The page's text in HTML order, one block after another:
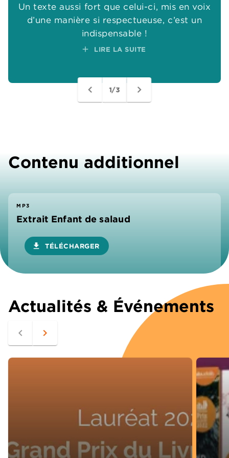
add
Un texte aussi fort que celui-ci, mis en voix
d’une manière si respectueuse, c’est un
indispensable !
add LIRE LA SUITE
add
add
Un texte aussi fort que celui-ci, mis en voix
d’une manière si respectueuse, c’est un
indispensable !
add LIRE LA SUITE
navigate_before 1/3 navigate_next
Contenu additionnel
MP3
Extrait Enfant de salaud
download TÉLÉCHARGER
Actualités & Événements
navigate_before navigate_next